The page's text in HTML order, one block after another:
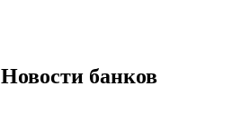
Новости банков